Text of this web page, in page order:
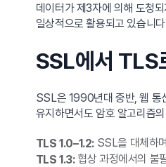
데이터가 제3자에 의해 도청
일상적으로 활용되고 있습니
SSL에서 TLS
SSL은 1990년대 중반, 웹 통
유지하면서도 암호 알고리즘
TLS 1.0–1.2:SSL을 대체하
TLS 1.3:협상 과정에서의 불